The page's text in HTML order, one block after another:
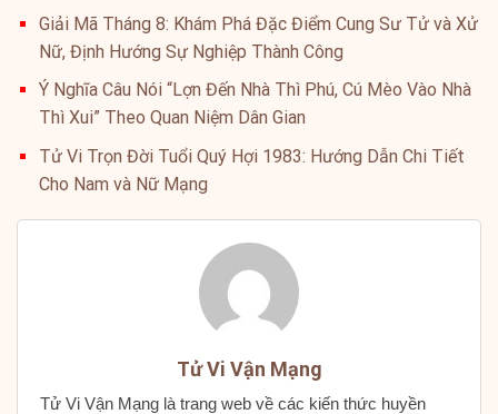
Giải Mã Tháng 8: Khám Phá Đặc Điểm Cung Sư Tử và Xử
Nữ, Định Hướng Sự Nghiệp Thành Công
Ý Nghĩa Câu Nói “Lợn Đến Nhà Thì Phú, Cú Mèo Vào Nhà
Thì Xui” Theo Quan Niệm Dân Gian
Tử Vi Trọn Đời Tuổi Quý Hợi 1983: Hướng Dẫn Chi Tiết
Cho Nam và Nữ Mạng
Tử Vi Vận Mạng
Tử Vi Vận Mạng là trang web về các kiến thức huyền